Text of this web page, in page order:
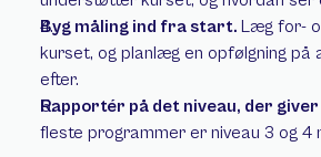
Byg måling ind fra start. Læg for-
kurset, og planlæg en opfølgning
efter.
Rapportér på det niveau, der giver
fleste programmer er niveau 3 og 4